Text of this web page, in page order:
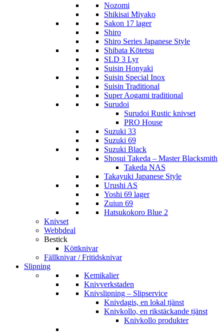
Nozomi
Shikisai Miyako
Sakon 17 lager
Shiro
Shiro Series Japanese Style
Shibata Kōtetsu
SLD 3 Lyr
Suisin Honyaki
Suisin Special Inox
Suisin Traditional
Super Aogami traditional
Surudoi
Surudoi Rustic knivset
PRO House
Suzuki 33
Suzuki 69
Suzuki Black
Shosui Takeda – Master Blacksmith
Takeda NAS
Takayuki Japanese Style
Urushi AS
Yoshi 69 lager
Zuiun 69
Hatsukokoro Blue 2
Knivset
Webbdeal
Bestick
Köttknivar
Fällknivar / Fritidsknivar
Slipning
Kemikalier
Knivverkstaden
Knivslipning – Slipservice
Knivdagis, en lokal tjänst
Knivkollo, en rikstäckande tjänst
Knivkollo produkter